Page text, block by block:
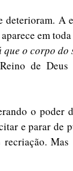
A
em
de
o poder
e parar de